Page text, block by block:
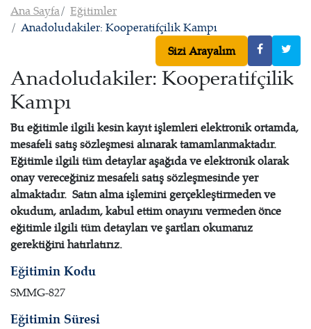
Ana Sayfa
Eğitimler
Anadoludakiler: Kooperatifçilik Kampı
Sizi Arayalım
Anadoludakiler: Kooperatifçilik
Kampı
Bu eğitimle ilgili kesin kayıt işlemleri elektronik ortamda,
mesafeli satış sözleşmesi alınarak tamamlanmaktadır.
Eğitimle ilgili tüm detaylar aşağıda ve elektronik olarak
onay vereceğiniz mesafeli satış sözleşmesinde yer
almaktadır. Satın alma işlemini gerçekleştirmeden ve
okudum, anladım, kabul ettim onayını vermeden önce
eğitimle ilgili tüm detayları ve şartları okumanız
gerektiğini hatırlatırız.
Eğitimin Kodu
SMMG-827
Eğitimin Süresi